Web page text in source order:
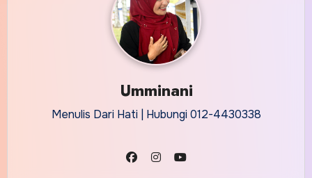
Umminani
Menulis Dari Hati | Hubungi 012-4430338